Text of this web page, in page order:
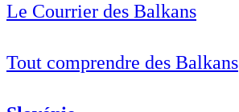
Le Courrier des Balkans
Tout comprendre des Balkans